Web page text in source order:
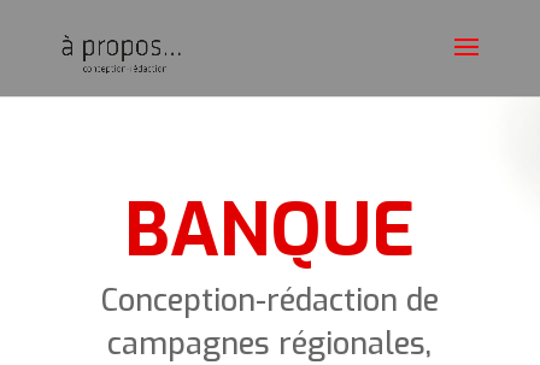
BANQUE
Conception-rédaction de
campagnes régionales,